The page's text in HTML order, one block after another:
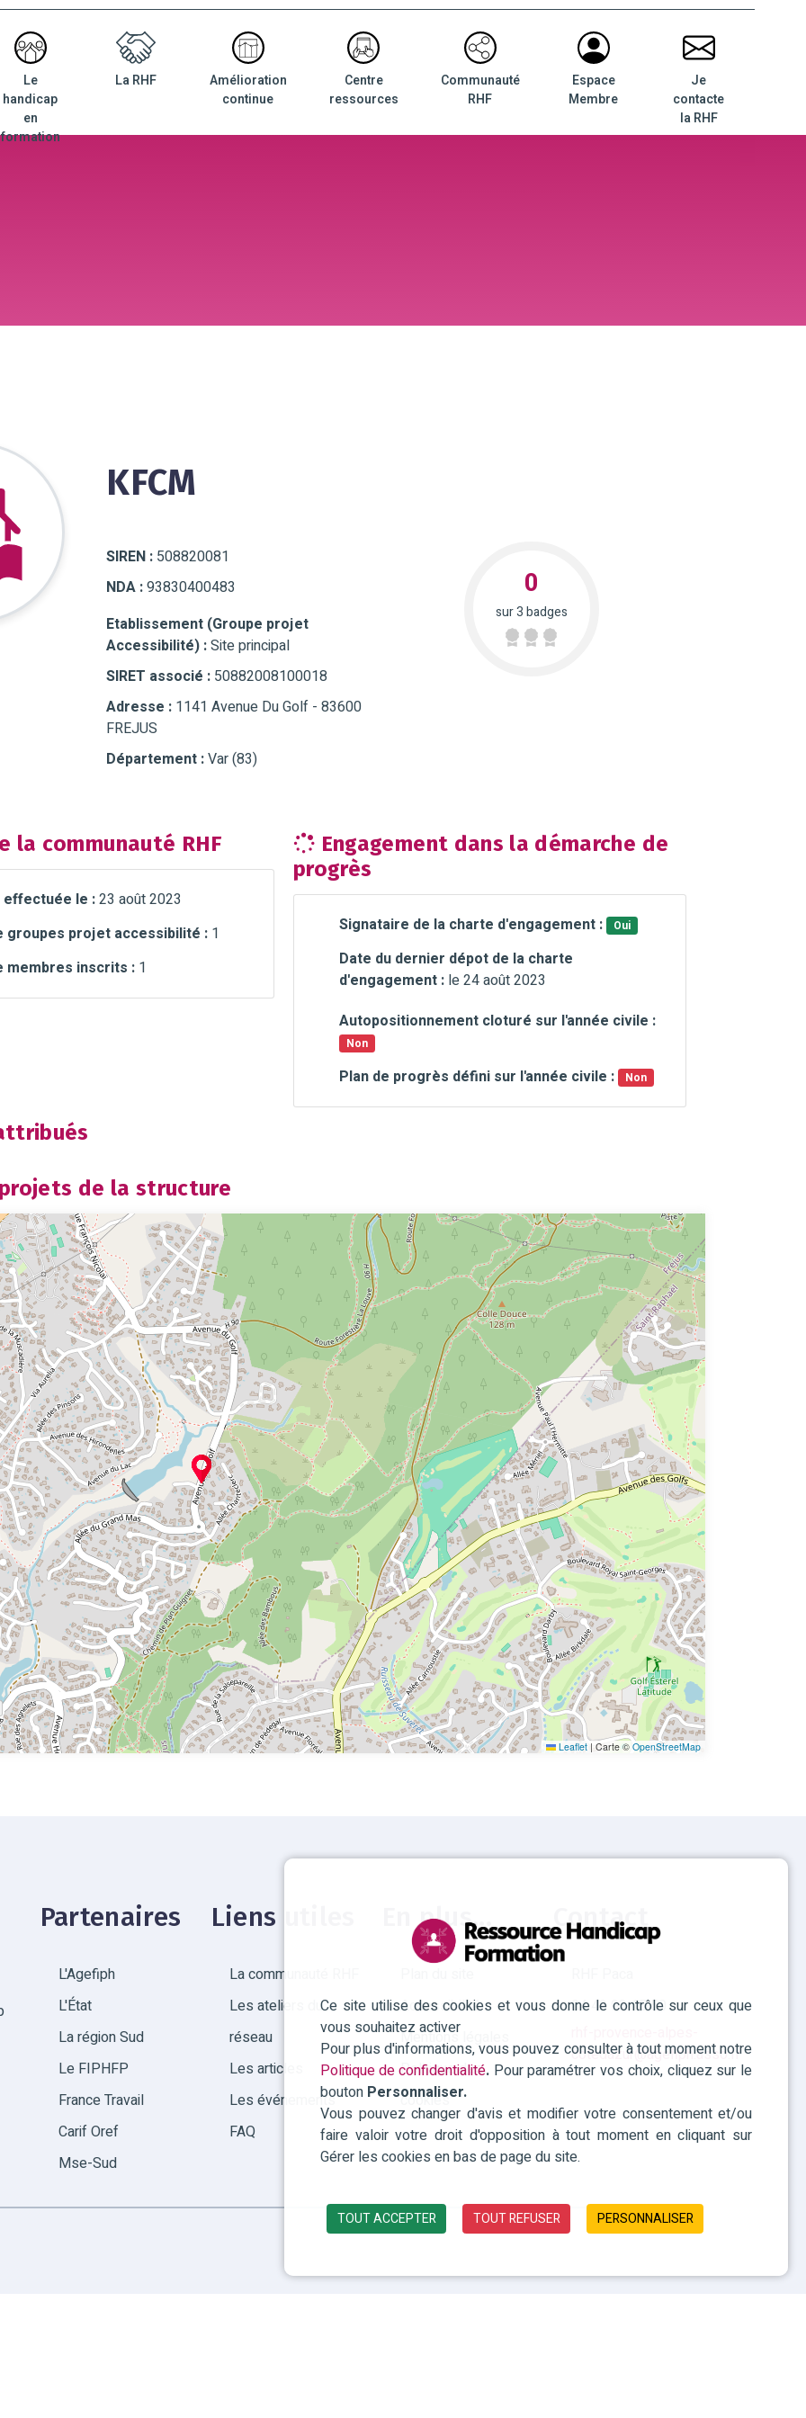
Ce site utilise des cookies et vous donne le contrôle sur ceux que
vous souhaitez activer
Pour plus d'informations, vous pouvez consulter à tout moment notre
Politique de confidentialité. Pour paramétrer vos choix, cliquez sur le
bouton Personnaliser.
Vous pouvez changer d'avis et modifier votre consentement et/ou
faire valoir votre droit d'opposition à tout moment en cliquant sur
Gérer les cookies en bas de page du site.
TOUT ACCEPTER TOUT REFUSER PERSONNALISER
Le
handicap
en
formation
La RHF
Amélioration
continue
Centre
ressources
Communauté
RHF
Espace
Membre
Je
contacte
la RHF
KFCM
SIREN : 508820081
NDA :93830400483
Etablissement (Groupe projet
Accessibilité) :Site principal
SIRET associé : 50882008100018
Adresse : 1141 Avenue Du Golf - 83600
FREJUS
Département :Var (83)
0
sur 3 badges
la communauté RHF
le :23 août 2023
groupes projet accessibilité :1
membres inscrits :1
Engagement dans la démarche de
progrès
Signataire de la charte d'engagement : Oui
Date du dernier dépot de la charte
d'engagement : le 24 août 2023
Autopositionnement cloturé sur l'année civile :
Non
Plan de progrès défini sur l'année civile : Non
de la structure
Leaflet | Carte © OpenStreetMap
Partenaires
L'Agefiph
L'État
La région Sud
Le FIPHFP
France Travail
Carif Oref
Mse-Sud
Liens utiles
La communauté RHF
Les ateliers du
réseau
Les articles
Les événements
FAQ
En plus...
Accessibilité
Mentions légales
Politique des
cookies
Contact
04 42 93 15 50
cotedazur@agefiph.asso.fr